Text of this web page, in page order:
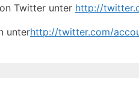
Twitter unter http://
unterhttp://twitter.com/